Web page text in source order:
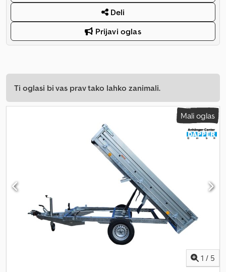
Deli
Prijavi oglas
Ti oglasi bi vas prav tako lahko zanimali.
Mali oglas
1 / 5